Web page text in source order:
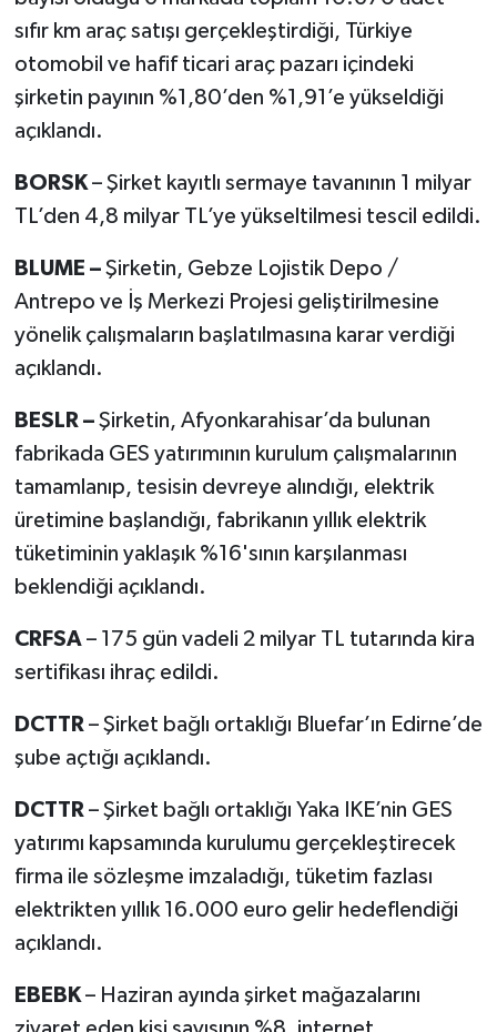
sıfır km araç satışı gerçekleştirdiği, Türkiye
otomobil ve hafif ticari araç pazarı içindeki
şirketin payının %1,80’den %1,91’e yükseldiği
açıklandı.
BORSK – Şirket kayıtlı sermaye tavanının 1 milyar
TL’den 4,8 milyar TL’ye yükseltilmesi tescil edildi.
BLUME – Şirketin, Gebze Lojistik Depo /
Antrepo ve İş Merkezi Projesi geliştirilmesine
yönelik çalışmaların başlatılmasına karar verdiği
açıklandı.
BESLR – Şirketin, Afyonkarahisar’da bulunan
fabrikada GES yatırımının kurulum çalışmalarının
tamamlanıp, tesisin devreye alındığı, elektrik
üretimine başlandığı, fabrikanın yıllık elektrik
tüketiminin yaklaşık %16'sının karşılanması
beklendiği açıklandı.
CRFSA – 175 gün vadeli 2 milyar TL tutarında kira
sertifikası ihraç edildi.
DCTTR – Şirket bağlı ortaklığı Bluefar’ın Edirne’de
şube açtığı açıklandı.
DCTTR – Şirket bağlı ortaklığı Yaka IKE’nin GES
yatırımı kapsamında kurulumu gerçekleştirecek
firma ile sözleşme imzaladığı, tüketim fazlası
elektrikten yıllık 16.000 euro gelir hedeflendiği
açıklandı.
EBEBK – Haziran ayında şirket mağazalarını